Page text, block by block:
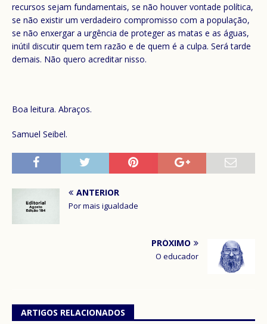
recursos sejam fundamentais, se não houver vontade política,
se não existir um verdadeiro compromisso com a população,
se não enxergar a urgência de proteger as matas e as águas,
inútil discutir quem tem razão e de quem é a culpa. Será tarde
demais. Não quero acreditar nisso.
Boa leitura. Abraços.
Samuel Seibel.
ANTERIOR
Por mais igualdade
PRÓXIMO
O educador
ARTIGOS RELACIONADOS